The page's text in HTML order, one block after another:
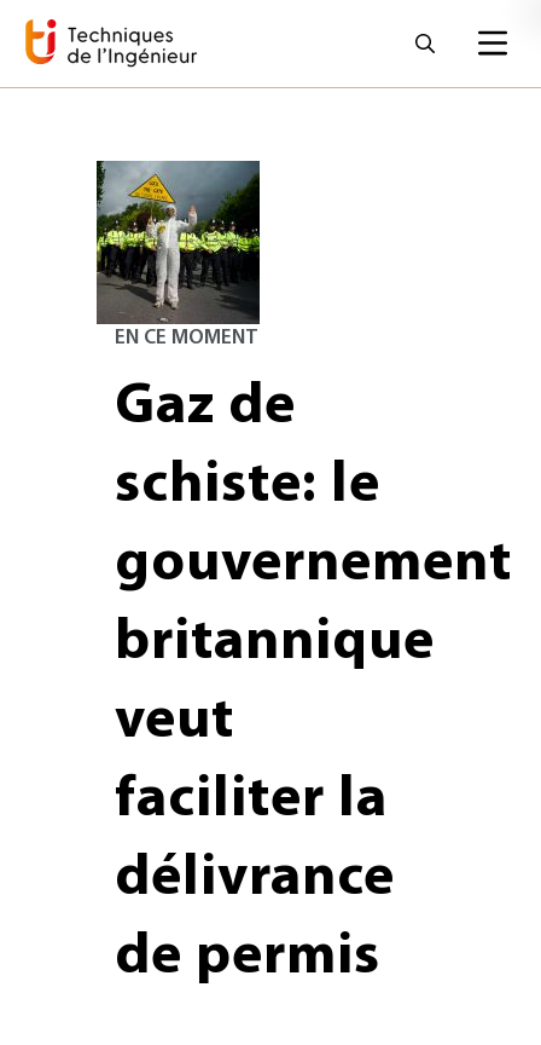
EN CE MOMENT
Gaz de
schiste: le
gouvernement
britannique
veut
faciliter la
délivrance
de permis